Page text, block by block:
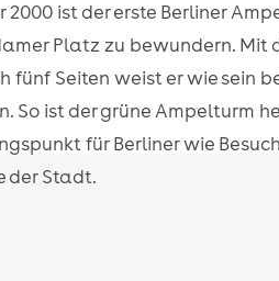
2000 ist der erste Berliner
Platz zu bewundern. Mit
fünf Seiten weist er wie sein
So ist der grüne Ampelturm
für Berliner wie
der Stadt.